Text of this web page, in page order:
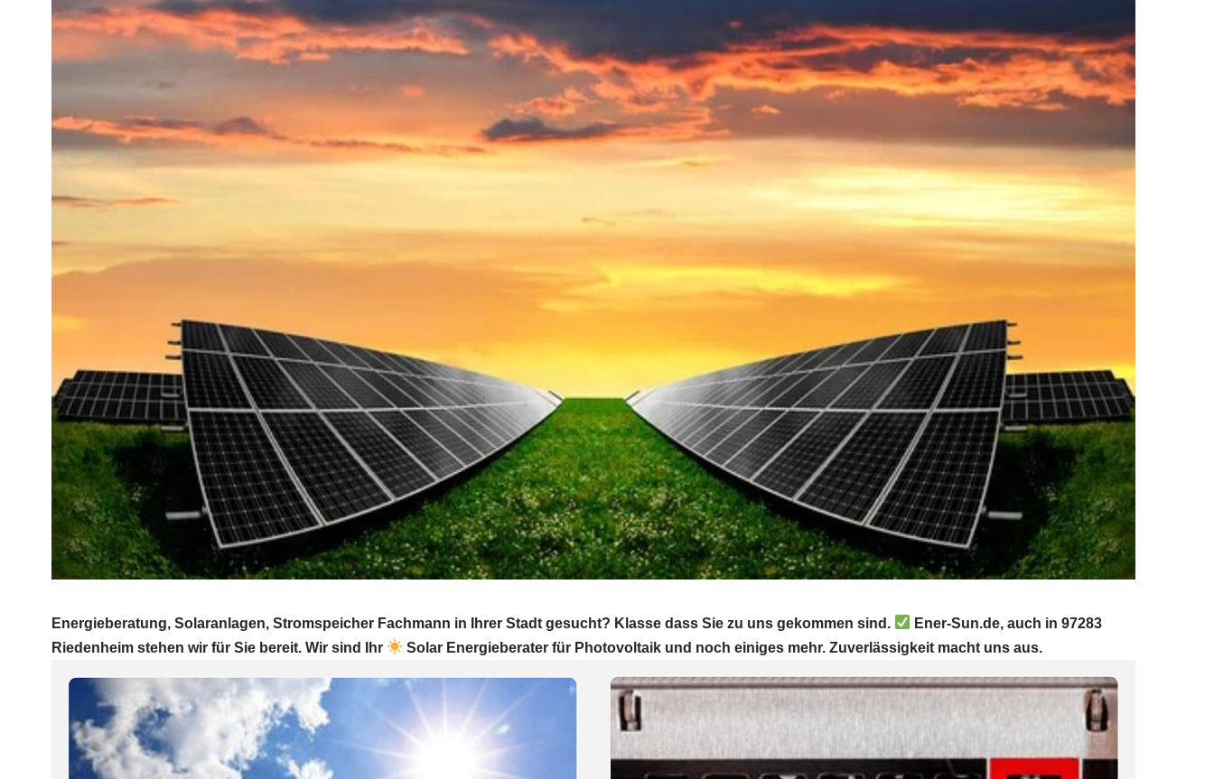
Energieberatung, Solaranlagen, Stromspeicher Fachmann in Ihrer Stadt gesucht? Klasse dass Sie zu uns gekommen sind.
Ener-Sun.de, auch in 97283
Riedenheim stehen wir für Sie bereit. Wir sind Ihr
Solar Energieberater für Photovoltaik und noch einiges mehr. Zuverlässigkeit macht uns aus.